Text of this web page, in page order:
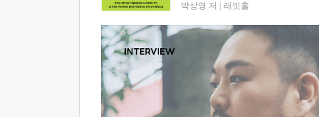
박상영 저 래빗홀